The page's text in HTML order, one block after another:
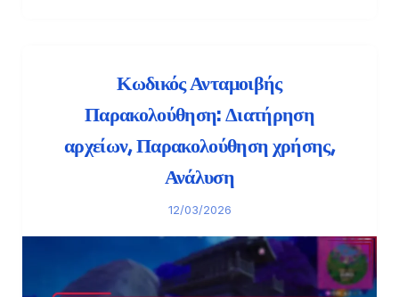
Κωδικός Ανταμοιβής
Παρακολούθηση: Διατήρηση
αρχείων, Παρακολούθηση χρήσης,
Ανάλυση
12/03/2026